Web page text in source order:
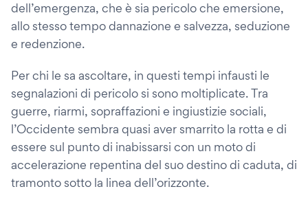
dell’emergenza, che è sia pericolo che emersione,
allo stesso tempo dannazione e salvezza, seduzione
e redenzione.
Per chi le sa ascoltare, in questi tempi infausti le
segnalazioni di pericolo si sono moltiplicate. Tra
guerre, riarmi, sopraffazioni e ingiustizie sociali,
l’Occidente sembra quasi aver smarrito la rotta e di
essere sul punto di inabissarsi con un moto di
accelerazione repentina del suo destino di caduta, di
tramonto sotto la linea dell’orizzonte.